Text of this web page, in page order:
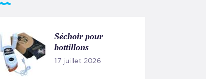
Séchoir pour
bottillons
17 juillet 2026